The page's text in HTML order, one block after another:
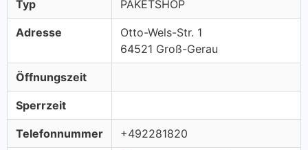
Typ PAKETSHOP
Adresse
Otto-Wels-Str. 1
64521 Groß-Gerau
Öffnungszeit
Sperrzeit
Telefonnummer +492281820